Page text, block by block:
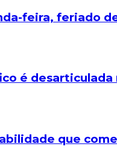
feira, feriado
é desarticulada
que